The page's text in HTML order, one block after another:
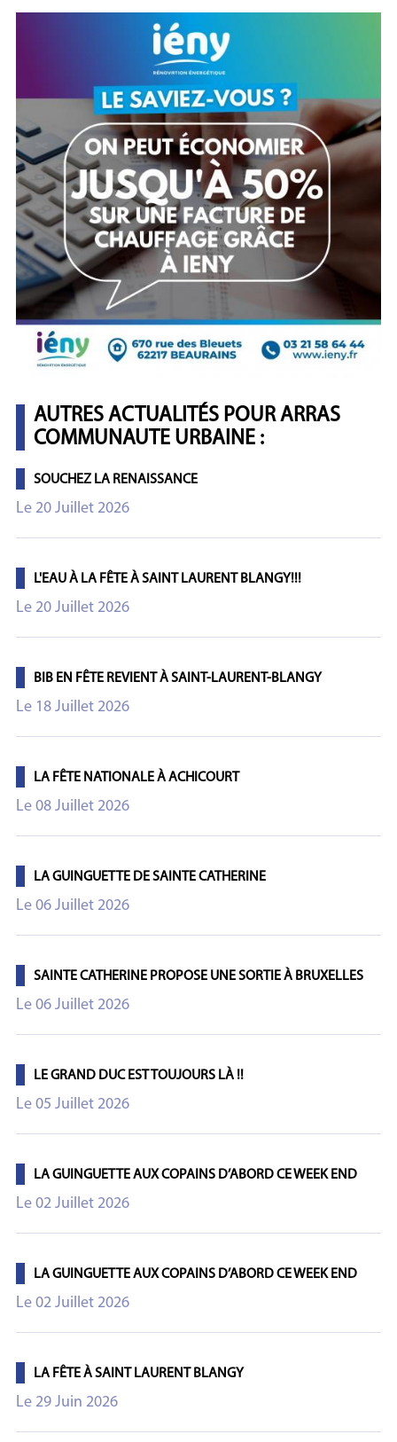
AUTRES ACTUALITÉS POUR ARRAS
COMMUNAUTE URBAINE :
SOUCHEZ LA RENAISSANCE
Le 20 Juillet 2026
L'EAU À LA FÊTE À SAINT LAURENT BLANGY!!!
Le 20 Juillet 2026
BIB EN FÊTE REVIENT À SAINT-LAURENT-BLANGY
Le 18 Juillet 2026
LA FÊTE NATIONALE À ACHICOURT
Le 08 Juillet 2026
LA GUINGUETTE DE SAINTE CATHERINE
Le 06 Juillet 2026
SAINTE CATHERINE PROPOSE UNE SORTIE À BRUXELLES
Le 06 Juillet 2026
LE GRAND DUC EST TOUJOURS LÀ !!
Le 05 Juillet 2026
LA GUINGUETTE AUX COPAINS D’ABORD CE WEEK END
Le 02 Juillet 2026
LA GUINGUETTE AUX COPAINS D’ABORD CE WEEK END
Le 02 Juillet 2026
LA FÊTE À SAINT LAURENT BLANGY
Le 29 Juin 2026